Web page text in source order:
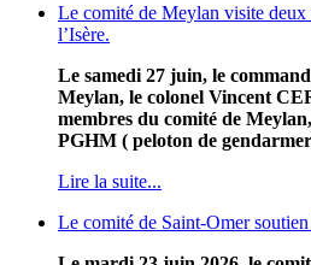
Le comité de Meylan visite
l’Isère.
Le samedi 27 juin, le
Meylan, le colonel Vincent
membres du comité de
PGHM ( peloton de
Lire la suite...
Le comité de Saint-Omer